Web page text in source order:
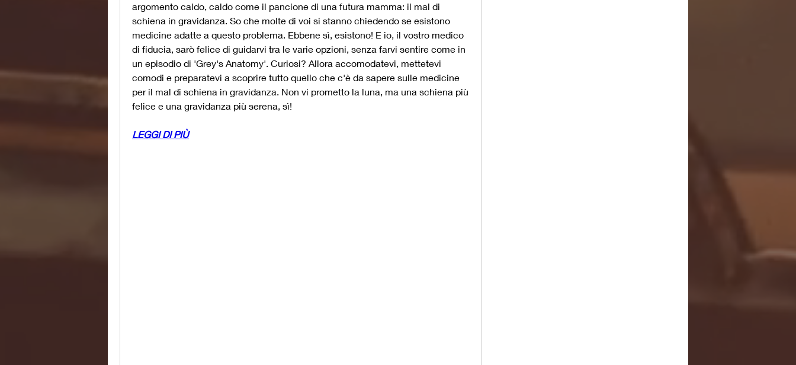
argomento caldo, caldo come il pancione di una futura mamma: il mal di
schiena in gravidanza. So che molte di voi si stanno chiedendo se esistono
medicine adatte a questo problema. Ebbene sì, esistono! E io, il vostro medico
di fiducia, sarò felice di guidarvi tra le varie opzioni, senza farvi sentire come in
un episodio di 'Grey's Anatomy'. Curiosi? Allora accomodatevi, mettetevi
comodi e preparatevi a scoprire tutto quello che c'è da sapere sulle medicine
per il mal di schiena in gravidanza. Non vi prometto la luna, ma una schiena più
felice e una gravidanza più serena, sì!
LEGGI DI PIÙ